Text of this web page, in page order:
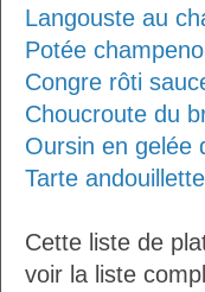
Langouste au
Potée
Congre rôti
Choucroute du
Oursin en gelée
Tarte
Cette liste de
voir la liste